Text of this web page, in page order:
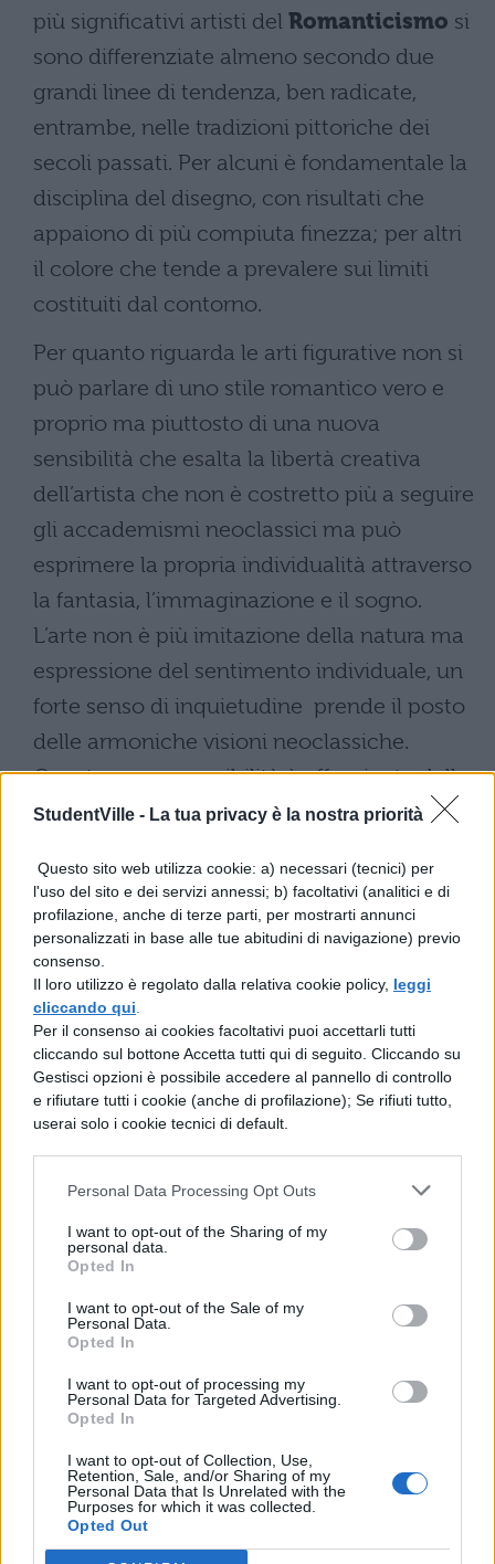
StudentVille - La tua privacy è la nostra priorità
Questo sito web utilizza cookie: a) necessari (tecnici) per
l'uso del sito e dei servizi annessi; b) facoltativi (analitici e di
profilazione, anche di terze parti, per mostrarti annunci
personalizzati in base alle tue abitudini di navigazione) previo
consenso.
Il loro utilizzo è regolato dalla relativa cookie policy, leggi
cliccando qui
Per il consenso ai cookies facoltativi puoi accettarli tutti
cliccando sul bottone Accetta tutti qui di seguito. Cliccando su
Gestisci opzioni è possibile accedere al pannello di controllo
e rifiutare tutti i cookie (anche di profilazione); Se rifiuti tutto,
userai solo i cookie tecnici di default.
Personal Data Processing Opt Outs
I want to opt-out of the Sharing of my
personal data.
Opted In
I want to opt-out of the Sale of my
Personal Data.
Opted In
I want to opt-out of processing my
Personal Data for Targeted Advertising.
Opted In
I want to opt-out of Collection, Use,
Retention, Sale, and/or Sharing of my
Personal Data that Is Unrelated with the
Purposes for which it was collected.
Opted Out
più significativi artisti del Romanticismo si
sono differenziate almeno secondo due
grandi linee di tendenza, ben radicate,
entrambe, nelle tradizioni pittoriche dei
secoli passati. Per alcuni è fondamentale la
disciplina del disegno, con risultati che
appaiono di più compiuta finezza; per altri
il colore che tende a prevalere sui limiti
costituiti dal contorno.
Per quanto riguarda le arti figurative non si
può parlare di uno stile romantico vero e
proprio ma piuttosto di una nuova
sensibilità che esalta la libertà creativa
dell’artista che non è costretto più a seguire
gli accademismi neoclassici ma può
esprimere la propria individualità attraverso
la fantasia, l’immaginazione e il sogno.
L’arte non è più imitazione della natura ma
espressione del sentimento individuale, un
forte senso di inquietudine prende il posto
delle armoniche visioni neoclassiche.
Questa nuova sensibilità è affascinata dalla
potenza della natura che si riflette nella
da genere minore acquista in questo
periodo la dignità della pittura religiosa e
mitologica.
IlRomanticismo
comprende tendenze diverse e
contraddittorie, alcune tese al recupero del
passato e alla rivalutazione del Medioevo,
Géricault: La zattera della
Medusa
Zattera della Medusa realizzato da
all’affermazione del realismo, per la prima
volta un evento contemporaneo è
rappresentato in quadri di grandi
dimensioni, rendendo protagonisti non eroi
mitologici ma degli sconosciuti, vittime